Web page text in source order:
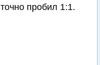
пробил 1:1.